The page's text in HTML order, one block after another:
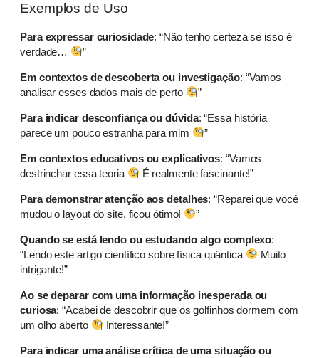
Exemplos de Uso
Para expressar curiosidade: “Não tenho certeza se isso é
verdade…
”
Em contextos de descoberta ou investigação: “Vamos
analisar esses dados mais de perto
”
Para indicar desconfiança ou dúvida: “Essa história
parece um pouco estranha para mim
”
Em contextos educativos ou explicativos: “Vamos
destrinchar essa teoria
É realmente fascinante!”
Para demonstrar atenção aos detalhes: “Reparei que você
mudou o layout do site, ficou ótimo!
”
Quando se está lendo ou estudando algo complexo:
“Lendo este artigo científico sobre física quântica
Muito
intrigante!”
Ao se deparar com uma informação inesperada ou
curiosa: “Acabei de descobrir que os golfinhos dormem com
um olho aberto
Interessante!”
Para indicar uma análise crítica de uma situação ou